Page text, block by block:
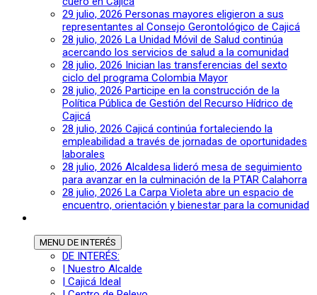
29 julio, 2026 Personas mayores eligieron a sus
representantes al Consejo Gerontológico de Cajicá
28 julio, 2026 La Unidad Móvil de Salud continúa
acercando los servicios de salud a la comunidad
28 julio, 2026 Inician las transferencias del sexto
ciclo del programa Colombia Mayor
28 julio, 2026 Participe en la construcción de la
Política Pública de Gestión del Recurso Hídrico de
Cajicá
28 julio, 2026 Cajicá continúa fortaleciendo la
empleabilidad a través de jornadas de oportunidades
laborales
28 julio, 2026 Alcaldesa lideró mesa de seguimiento
para avanzar en la culminación de la PTAR Calahorra
28 julio, 2026 La Carpa Violeta abre un espacio de
encuentro, orientación y bienestar para la comunidad
MENU DE INTERÉS
DE INTERÉS:
| Nuestro Alcalde
| Cajicá Ideal